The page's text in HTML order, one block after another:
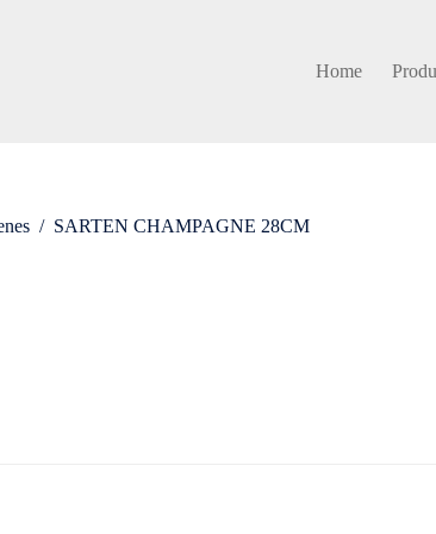
Home
/ SARTEN CHAMPAGNE 28CM